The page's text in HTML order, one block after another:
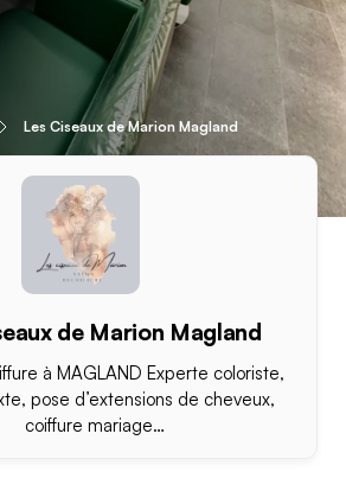
Les Ciseaux de Marion Magland
de Marion Magland
à MAGLAND Experte coloriste,
pose d’extensions de cheveux,
coiffure mariage…